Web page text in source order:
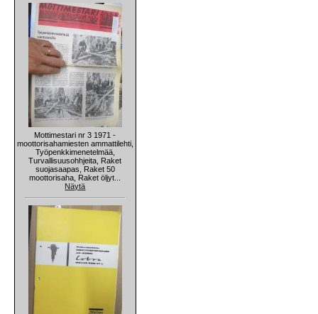
Mottimestari nr 3 1971 -
moottorisahamiesten ammattilehti,
Työpenkkimenetelmää,
Turvallisuusohhjeita, Raket
suojasaapas, Raket 50
moottorisaha, Raket öljyt...
Näytä